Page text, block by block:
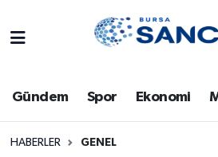
Gündem Spor Ekonomi
HABERLER GENEL
Bursa
Dünya
Trafik Durumu
Süper Lig Puan Durumu ve